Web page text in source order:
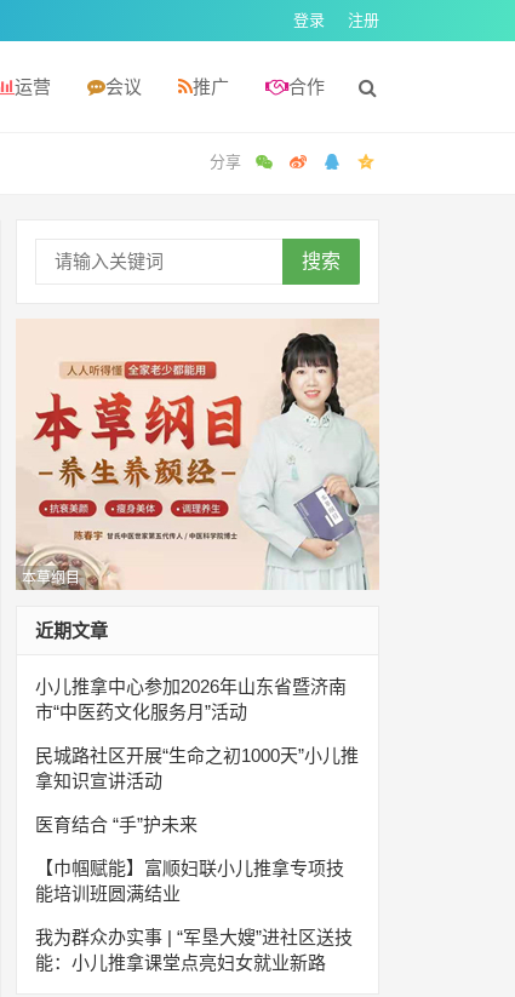
登录 注册
运营 会议 推广 合作
搜索
本草纲目
近期文章
小儿推拿中心参加2026年山东省暨济南
市“中医药文化服务月”活动
民城路社区开展“生命之初1000天”小儿推
拿知识宣讲活动
医育结合 “手”护未来
【巾帼赋能】富顺妇联小儿推拿专项技
能培训班圆满结业
我为群众办实事 | “军垦大嫂”进社区送技
能：小儿推拿课堂点亮妇女就业新路